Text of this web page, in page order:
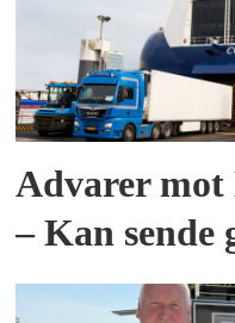
Advarer
– Kan sende